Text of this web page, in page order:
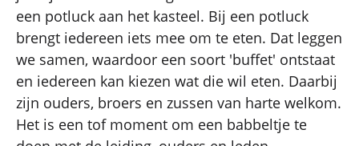
een potluck aan het kasteel. Bij een potluck
brengt iedereen iets mee om te eten. Dat leggen
we samen, waardoor een soort 'buffet' ontstaat
en iedereen kan kiezen wat die wil eten. Daarbij
zijn ouders, broers en zussen van harte welkom.
Het is een tof moment om een babbeltje te